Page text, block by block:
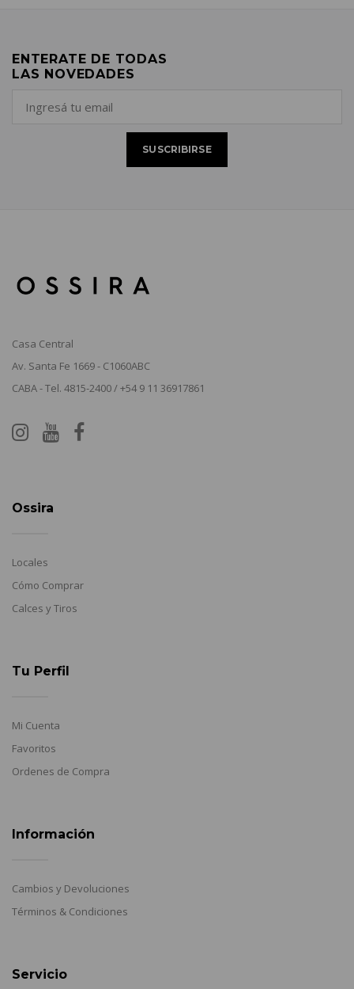
ENTERATE DE TODAS
LAS NOVEDADES
Casa Central
Av. Santa Fe 1669 - C1060ABC
CABA - Tel. 4815-2400 / +54 9 11 36917861
Ossira
Locales
Cómo Comprar
Calces y Tiros
Tu Perfil
Mi Cuenta
Favoritos
Ordenes de Compra
Información
Cambios y Devoluciones
Términos & Condiciones
Servicio